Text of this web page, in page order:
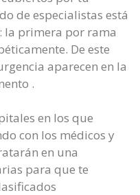
de especialistas está
la primera por rama
De este
aparecen en la
.
en los que
con los médicos y
en una
para que te